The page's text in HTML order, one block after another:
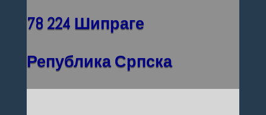
78 224 Шипраге
Република Српска